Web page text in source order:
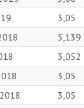
3,05
5,139
3,052
3,05
3,05